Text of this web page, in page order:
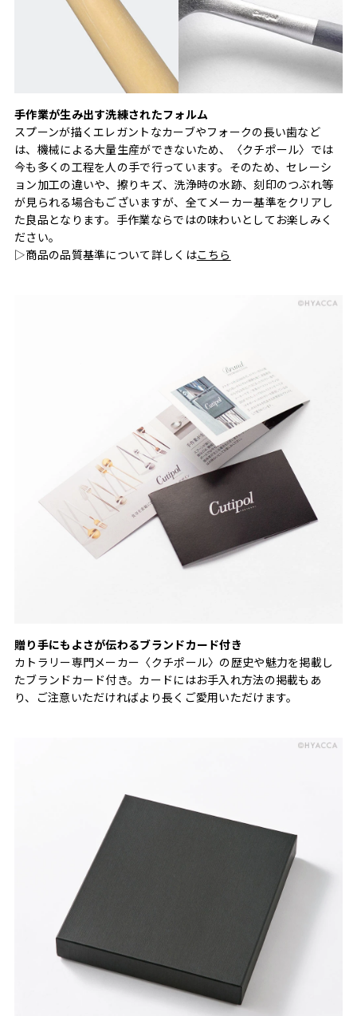
手作業が生み出す洗練されたフォルム
スプーンが描くエレガントなカーブやフォークの長い歯など
は、機械による大量生産ができないため、〈クチポール〉では
今も多くの工程を人の手で行っています。そのため、セレーシ
ョン加工の違いや、擦りキズ、洗浄時の水跡、刻印のつぶれ等
が見られる場合もございますが、全てメーカー基準をクリアし
た良品となります。手作業ならではの味わいとしてお楽しみく
ださい。
▷商品の品質基準について詳しくはこちら
贈り手にもよさが伝わるブランドカード付き
カトラリー専門メーカー〈クチポール〉の歴史や魅力を掲載し
たブランドカード付き。カードにはお手入れ方法の掲載もあ
り、ご注意いただければより長くご愛用いただけます。